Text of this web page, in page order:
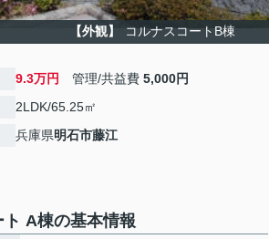
【外観】 コルナスコートB棟
9.3万円 管理/共益費 5,000円
2LDK/65.25㎡
兵庫県明石市藤江
ト A棟の基本情報